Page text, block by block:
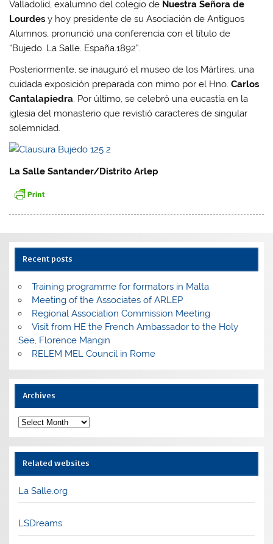
Valladolid, exalumno del colegio de Nuestra Señora de
Lourdes y hoy presidente de su Asociación de Antiguos
Alumnos, pronunció una conferencia con el título de
“Bujedo. La Salle. España.1892”.
Posteriormente, se inauguró el museo de los Mártires, una
cuidada exposición preparada con mimo por el Hno.Carlos
Cantalapiedra. Por último, se celebró una eucastía en la
iglesia del monasterio que revistió caracteres de singular
solemnidad.
La Salle Santander/Distrito Arlep
Recent posts
Training programme for formators in Malta
Meeting of the Associates of ARLEP
Regional Association Commission Meeting
Visit from HE the French Ambassador to the Holy
See, Florence Mangin
RELEM MEL Council in Rome
Archives
Archives
Related websites
La Salle.org
LSDreams